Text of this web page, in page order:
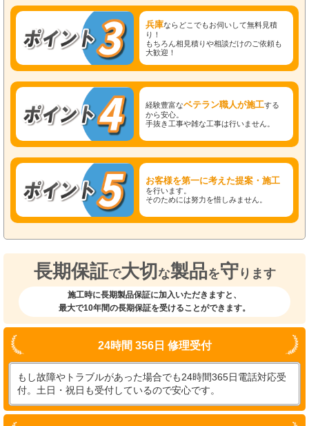
兵庫ならどこでもお伺いして無料見積
り！
もちろん相見積りや相談だけのご依頼も
大歓迎！
経験豊富なベテラン職人が施工する
から安心。
手抜き工事や雑な工事は行いません。
お客様を第一に考えた提案・施工
を行います。
そのためには努力を惜しみません。
長期保証で大切 な製品を守 ります
施工時に長期製品保証に加入いただきますと、
最大で10年間の長期保証を受けることができます。
24時間 356日 修理受付
もし故障やトラブルがあった場合でも24時間365日電話対応受
付。土日・祝日も受付しているので安心です。